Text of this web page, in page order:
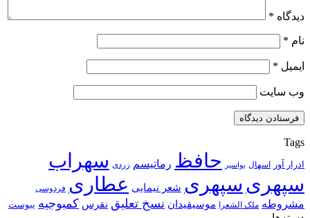
دیدگاه *
نام *
ایمیل *
وب‌ سایت
Tags
ادرار آور اسهال بواسیر حافظ رماتیسم زردی سهراب
سپهری سپهری شعر نیمایی عطاری فردوسی
مشروطه ملک الشعرا موسیقیدان نسخ تعلیق نقرس کمبوجیه یبوست